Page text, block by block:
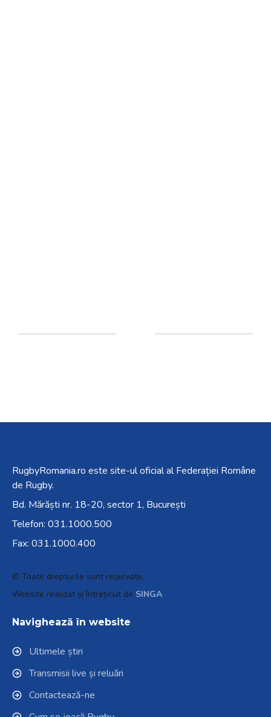
RugbyRomania.ro este site-ul oficial al Federației Române
de Rugby.
Bd. Mărăști nr. 18-20, sector 1, București
Telefon: 031.1000.500
Fax: 031.1000.400
© Toate drepturile sunt rezervate.
Website realizat și întreținut de SINGA
Navighează în website
Ultimele știri
Transmisii live și reluări
Contactează-ne